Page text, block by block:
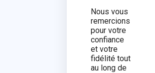
Nous vous
remercions
pour votre
confiance
et votre
fidélité tout
au long de